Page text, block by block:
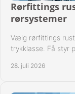
Rørfittings
rørsystemer
Vælg rørfittings
trykklasse. Få styr
28. juli 2026